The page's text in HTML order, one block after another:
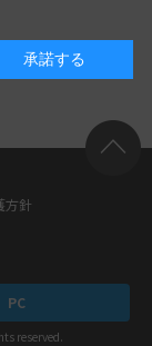
方針
PC
reserved.
承諾する